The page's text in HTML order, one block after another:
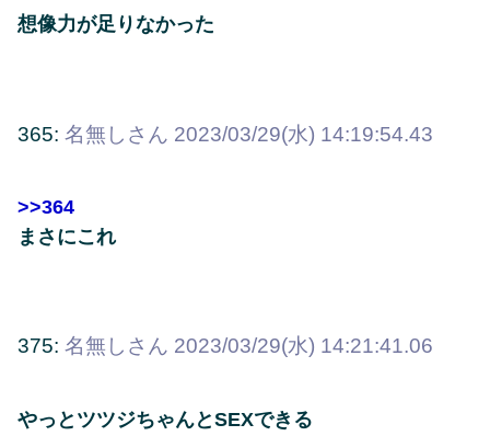
想像力が足りなかった
365: 名無しさん 2023/03/29(水) 14:19:54.43
>>364
まさにこれ
375: 名無しさん 2023/03/29(水) 14:21:41.06
やっとツツジちゃんとSEXできる